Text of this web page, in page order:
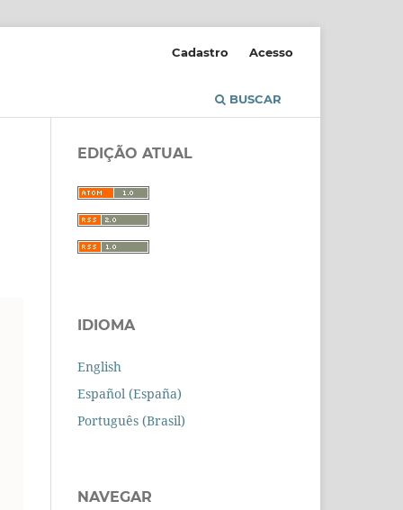
BUSCAR
Cadastro Acesso
EDIÇÃO ATUAL
IDIOMA
English
Español (España)
Português (Brasil)
NAVEGAR